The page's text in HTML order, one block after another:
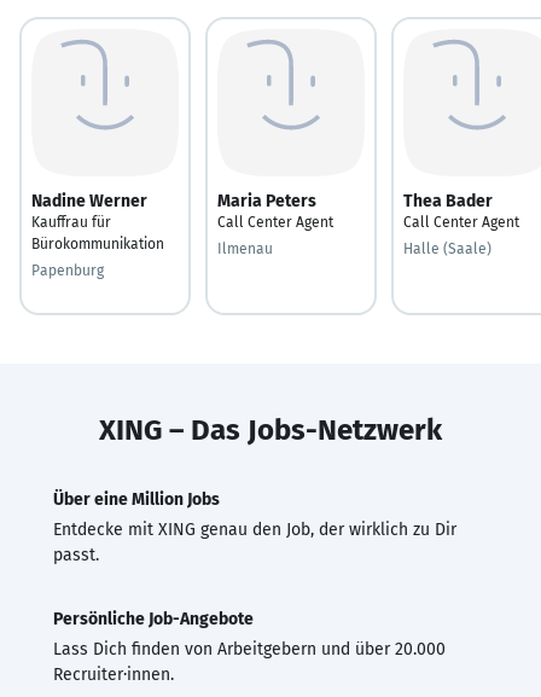
Nadine Werner
Kauffrau für
Bürokommunikation
Papenburg
Maria Peters
Call Center Agent
Ilmenau
Thea Bader
Call Center Agent
Halle (Saale)
XING – Das Jobs-Netzwerk
Über eine Million Jobs
Entdecke mit XING genau den Job, der wirklich zu Dir
passt.
Persönliche Job-Angebote
Lass Dich finden von Arbeitgebern und über 20.000
Recruiter·innen.